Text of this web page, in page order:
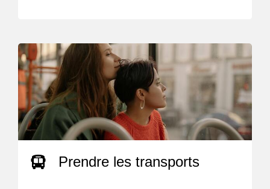
Prendre les transports